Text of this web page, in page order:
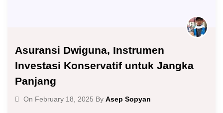
Asuransi Dwiguna, Instrumen
Investasi Konservatif untuk Jangka
Panjang
On February 18, 2025 By Asep Sopyan